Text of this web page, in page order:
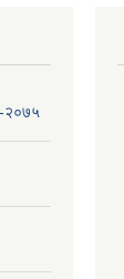
-२०७५